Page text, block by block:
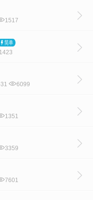
1517
1423
6099
1351
3359
7601